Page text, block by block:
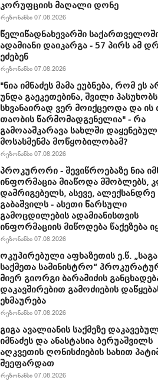
კორუფციის მაღალი დონე
რეზონანსი 07.08.2026
წელიწადნახევარში
ადამიანი დაიკარგა - 57 პირს ამ
ეძებენ
რეზონანსი 07.08.2026
"ნია იმნაძეს მამა ეუბნება, რომ ეს
უნდა გაეკეთებინა, შვილი
სხვანაირად ვერ მოიქცეოდა და ის
თაობის წარმომადგენელია" - რა
გამოააშკარავა სახლში
მოსასმენმა მოწყობილობამ?
რეზონანსი 07.08.2026
პროკურორი - შევიწროებაზე ნია
ინფორმაცია მიაწოდა მშობლებს,
დამრიგებელს, ასევე, ალექსანდრე
გაბაშვილს - ასეთი წარსული
გამოცდილების ადამიანისთვის
ინფორმაციის მიწოდება წაქეზება
რეზონანსი 07.08.2026
ოკუპირებული აფხაზეთის ე.წ.
საქმეთა სამინისტრო“
მიერ გიორგი ბარამიძის
დაკავშირებით გამოძიების
ეხმაურება
რეზონანსი 07.08.2026
გიგა ავალიანის საქმეზე
იმნაძეს და ანასტასია ბერუაშვილს
აღკვეთის ღონისძიების სახით
შეეფარდათ
რეზონანსი 07.08.2026